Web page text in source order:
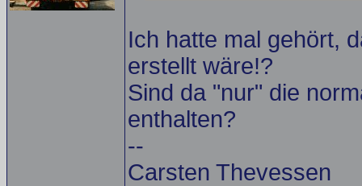
Ich hatte mal gehört,
erstellt wäre!?
Sind da "nur" die
enthalten?
--
Carsten Thevessen